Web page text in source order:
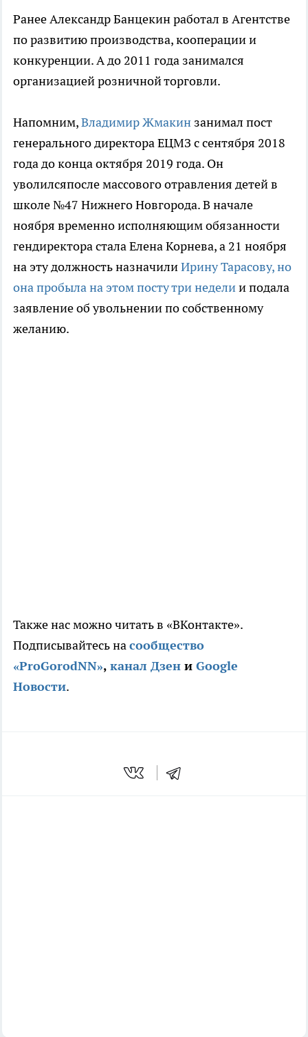
Ранее Александр Банцекин работал в Агентстве
по развитию производства, кооперации и
конкуренции. А до 2011 года занимался
организацией розничной торговли.
Напомним,Владимир Жмакин занимал пост
генерального директора ЕЦМЗ с сентября 2018
года до конца октября 2019 года. Он
уволилсяпосле массового отравления детей в
школе №47 Нижнего Новгорода. В начале
ноября временно исполняющим обязанности
гендиректора стала Елена Корнева, а 21 ноября
на эту должность назначилиИрину Тарасову, но
она пробыла на этом посту три неделии подала
заявление об увольнении по собственному
желанию.
Также нас можно читать в «ВКонтакте».
Подписывайтесь насообщество
«ProGorodNN», канал Дзен и Google
Новости.